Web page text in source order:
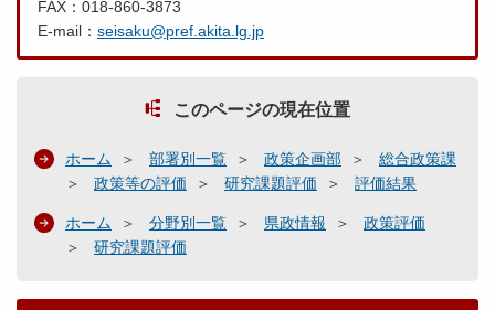
FAX：018-860-3873
E-mail： seisaku@pref.akita.lg.jp
このページの現在位置
ホーム 部署別一覧 政策企画部
総合政策課
政策等の評価
研究課題評価 評価結果
ホーム 分野別一覧 県政情報
政策評価
研究課題評価